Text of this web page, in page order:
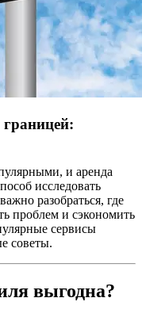
границей:
и аренда
исследовать
разобраться, где
проблем и сэкономить
сервисы
советы.
выгодна?